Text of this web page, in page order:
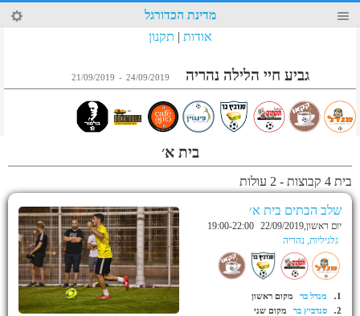
17
מדינת הכדורגל
אודות | תקנון
גביע חיי הלילה נהריה 24/09/2019
-
21/09/2019
בית א׳
בית 4 קבוצות - 2 עולות
שלב הבתים בית א׳
יום ראשון,22/09/2019
19:00-22:00
גלגיליות, נהריה
1
. מנדל בר
מקום ראשון
2
. סנדביץ בר מקום שני
4